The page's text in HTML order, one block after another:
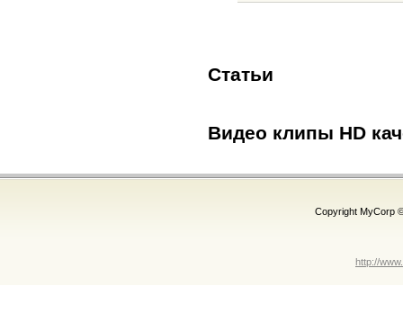
Статьи
Видео клипы HD
Copyright MyCorp
http://